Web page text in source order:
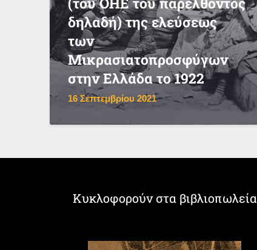
δηλαδή) της ελεύσεως
των
Μικρασιατοπροσφύγων
στην Ελλάδα το 1922
16 Σεπτεμβρίου 2021
Κυκλοφορούν στα βιβλιοπωλεία